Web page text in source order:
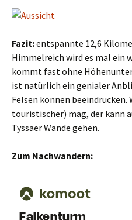
Fazit:entspannte 12,6
Himmelreich wird es mal ein
kommt fast ohne
ist natürlich ein genialer
Felsen können beeindrucken.
touristischer) mag, der kann
Tyssaer Wände gehen.
Zum Nachwandern: